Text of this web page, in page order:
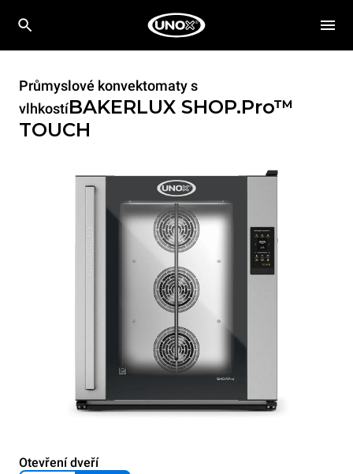
Průmyslové konvektomaty s
vlhkostíBAKERLUX SHOP.Pro™
TOUCH
Otevření dveří